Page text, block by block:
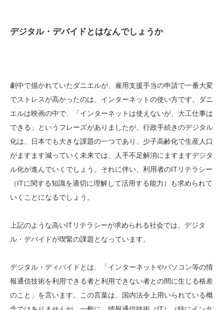
デジタル・デバイドとはなんでしょうか
劇中で描かれていたダニエルが、雇用支援手当の申請で一番大変
でストレスが高かったのは、インターネットの使い方です。ダニ
エルは映画の中で、「インターネットは使えないが、大工仕事は
できる」というフレーズがありましたが、行政手続きのデジタル
化は、日本でも大きな課題の一つであり、少子高齢化で生産人口
がますます減っていく未来では、人手不足解消にますますデジタ
ル化が進んでいくでしょう。それに伴い、利用者のITリテラシー
（ITに関する知識を適切に理解して活用する能力）も求められて
いくことになるでしょう。
上記のような高いITリテラシーが求められる社会では、デジタ
ル・デバイドが喫緊の課題となっています。
デジタル・ディバイドとは、「インターネットやパソコン等の情
報通信技術を利用できる者と利用できない者との間に生じる格差
のこと」を言います。この言葉は、国内法令上用いられている概